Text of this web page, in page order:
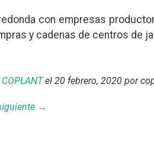
con empresas
y cadenas de centros de
COPLANTel 20 febrero, 2020 por
→